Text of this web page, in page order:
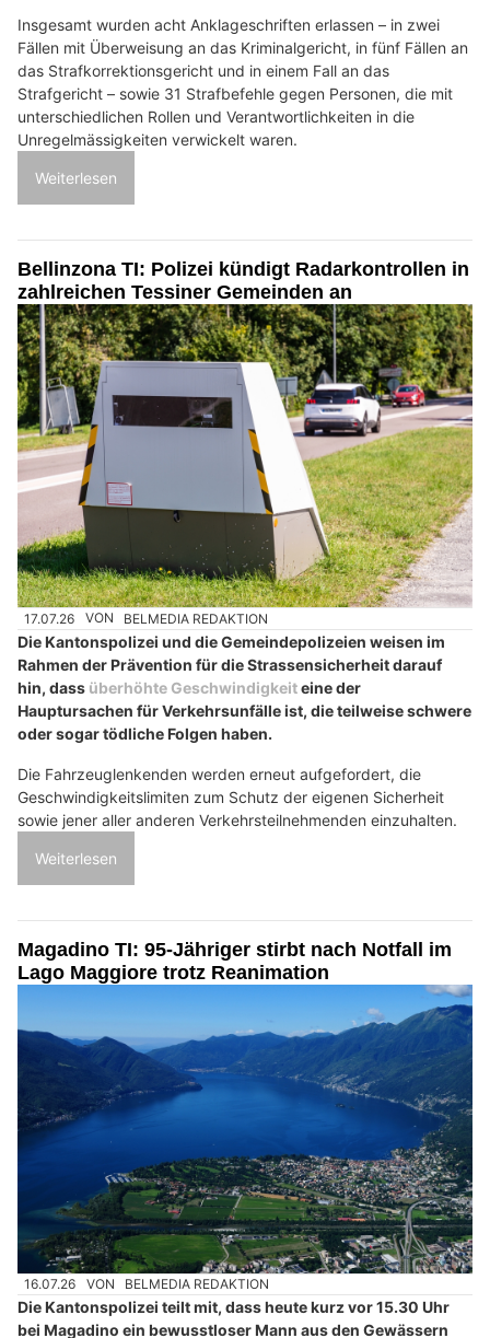
Insgesamt wurden acht Anklageschriften erlassen – in zwei
Fällen mit Überweisung an das Kriminalgericht, in fünf Fällen an
das Strafkorrektionsgericht und in einem Fall an das
Strafgericht – sowie 31 Strafbefehle gegen Personen, die mit
unterschiedlichen Rollen und Verantwortlichkeiten in die
Unregelmässigkeiten verwickelt waren.
Weiterlesen
Bellinzona TI: Polizei kündigt Radarkontrollen in
zahlreichen Tessiner Gemeinden an
17.07.26 VON BELMEDIA REDAKTION
Die Kantonspolizei und die Gemeindepolizeien weisen im
Rahmen der Prävention für die Strassensicherheit darauf
hin, dass überhöhte Geschwindigkeiteine der
Hauptursachen für Verkehrsunfälle ist, die teilweise schwere
oder sogar tödliche Folgen haben.
Die Fahrzeuglenkenden werden erneut aufgefordert, die
Geschwindigkeitslimiten zum Schutz der eigenen Sicherheit
sowie jener aller anderen Verkehrsteilnehmenden einzuhalten.
Weiterlesen
Magadino TI: 95-Jähriger stirbt nach Notfall im
Lago Maggiore trotz Reanimation
16.07.26 VON BELMEDIA REDAKTION
Die Kantonspolizei teilt mit, dass heute kurz vor 15.30 Uhr
bei Magadino ein bewusstloser Mann aus den Gewässern